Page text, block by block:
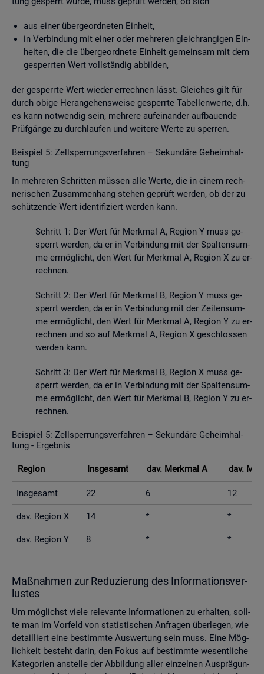
aus einer über­ge­ord­ne­ten Ein­heit,
in Ver­bin­dung mit einer oder meh­re­ren gleich­ran­gi­gen Ein­
hei­ten, die die über­ge­ord­ne­te Ein­heit ge­mein­sam mit dem
ge­sperr­ten Wert voll­stän­dig ab­bil­den,
der ge­sperr­te Wert wie­der er­rech­nen lässt. Glei­ches gilt für
durch obige Her­an­ge­hens­wei­se ge­sperr­te Ta­bel­len­wer­te, d.h.
es kann not­wen­dig sein, meh­re­re auf­ein­an­der auf­bau­en­de
Prüf­gän­ge zu durch­lau­fen und wei­te­re Werte zu sper­ren.
Bei­spiel 5: Zell­sper­rungs­ver­fah­ren – Se­kun­dä­re Ge­heim­hal­
tung
In meh­re­ren Schrit­ten müs­sen alle Werte, die in einem rech­
ne­ri­schen Zu­sam­men­hang ste­hen ge­prüft wer­den, ob der zu
schüt­zen­de Wert iden­ti­fi­ziert wer­den kann.
Schritt 1: Der Wert für Merk­mal A, Re­gi­on Y muss ge­
sperrt wer­den, da er in Ver­bin­dung mit der Spal­ten­sum­
me er­mög­licht, den Wert für Merk­mal A, Re­gi­on X zu er­
rech­nen.
Schritt 2: Der Wert für Merk­mal B, Re­gi­on Y muss ge­
sperrt wer­den, da er in Ver­bin­dung mit der Zei­len­sum­
me er­mög­licht, den Wert für Merk­mal A, Re­gi­on Y zu er­
rech­nen und so auf Merk­mal A, Re­gi­on X ge­schlos­sen
wer­den kann.
Schritt 3: Der Wert für Merk­mal B, Re­gi­on X muss ge­
sperrt wer­den, da er in Ver­bin­dung mit der Spal­ten­sum­
me er­mög­licht, den Wert für Merk­mal B, Re­gi­on Y zu er­
rech­nen.
Bei­spiel 5: Zell­sper­rungs­ver­fah­ren – Se­kun­dä­re Ge­heim­hal­
tung - Er­geb­nis
Re­gi­on Ins­ge­samt dav. Merk­mal A dav.
Ins­ge­samt 22 6 12
dav. Re­gi­on X 14 * *
dav. Re­gi­on Y 8 * *
Maß­nah­men zur Re­du­zie­rung des In­for­ma­ti­ons­ver­
lus­tes
Um mög­lichst viele re­le­van­te In­for­ma­tio­nen zu er­hal­ten, soll­
te man im Vor­feld von sta­tis­ti­schen An­fra­gen über­le­gen, wie
de­tail­liert eine be­stimm­te Aus­wer­tung sein muss. Eine Mög­
lich­keit be­steht darin, den Fokus auf be­stimm­te we­sent­li­che
Ka­te­go­ri­en an­stel­le der Ab­bil­dung aller ein­zel­nen Aus­prä­gun­